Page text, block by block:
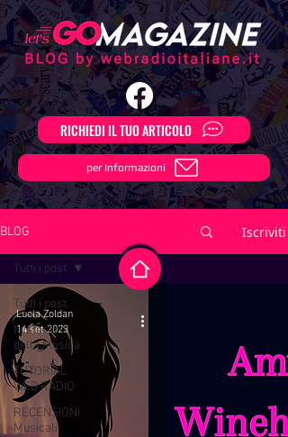
RICHIEDI IL TUO ARTICOLO
per Informazioni
BLOG Iscriviti
Tutti i post
la storia
della Musica
TUTORIAL
WEB RADIO
RECENSIONI
Musicali
Tutti i post
Lucia Zoldan
14 set 2023